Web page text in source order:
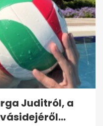
Juditról, a